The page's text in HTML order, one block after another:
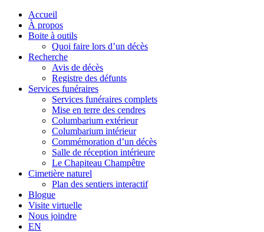
Accueil
À propos
Boite à outils
Quoi faire lors d’un décès
Recherche
Avis de décès
Registre des défunts
Services funéraires
Services funéraires complets
Mise en terre des cendres
Columbarium extérieur
Columbarium intérieur
Commémoration d’un décès
Salle de réception intérieure
Le Chapiteau Champêtre
Cimetière naturel
Plan des sentiers interactif
Blogue
Visite virtuelle
Nous joindre
EN